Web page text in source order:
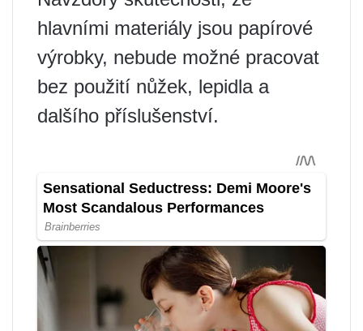
hlavními materiály jsou papírové
výrobky, nebude možné pracovat
bez použití nůžek, lepidla a
dalšího příslušenství.